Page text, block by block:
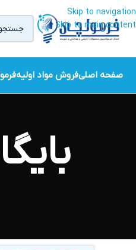
Skip to navigation
Skip to main content
صفحه اصلیفروش مواد اولیه